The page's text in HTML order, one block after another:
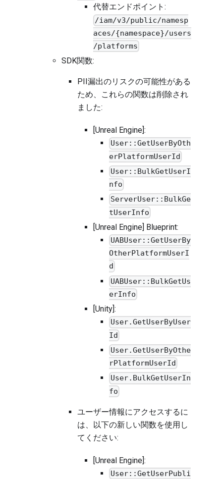
代替エンドポイント:
/iam/v3/public/namesp
aces/{namespace}/users
/platforms
SDK関数:
PII漏出のリスクの可能性がある
ため、これらの関数は削除され
ました:
[Unreal Engine]:
User::GetUserByOth
erPlatformUserId
User::BulkGetUserI
nfo
ServerUser::BulkGe
tUserInfo
[Unreal Engine] Blueprint:
UABUser::GetUserBy
OtherPlatformUserI
d
UABUser::BulkGetUs
erInfo
[Unity]:
User.GetUserByUser
Id
User.GetUserByOthe
rPlatformUserId
User.BulkGetUserIn
fo
ユーザー情報にアクセスするに
は、以下の新しい関数を使用し
てください:
[Unreal Engine]:
User::GetUserPubli